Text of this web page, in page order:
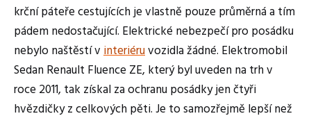
krční páteře cestujících je vlastně pouze průměrná a tím
pádem nedostačující. Elektrické nebezpečí pro posádku
nebylo naštěstí vinteriéruvozidla žádné. Elektromobil
Sedan Renault Fluence ZE, který byl uveden na trh v
roce 2011, tak získal za ochranu posádky jen čtyři
hvězdičky z celkových pěti. Je to samozřejmě lepší než